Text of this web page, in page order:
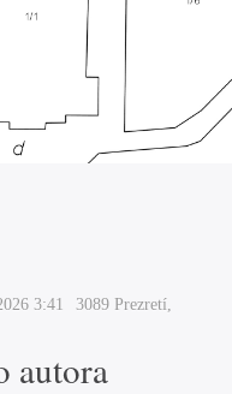
3:41 3089 Prezretí,
autora